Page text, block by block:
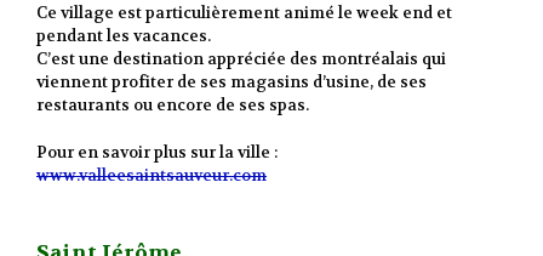
Ce village est particulièrement animé le week end et
pendant les vacances.
C’est une destination appréciée des montréalais qui
viennent profiter de ses magasins d’usine, de ses
restaurants ou encore de ses spas.
Pour en savoir plus sur la ville :
www.valleesaintsauveur.com